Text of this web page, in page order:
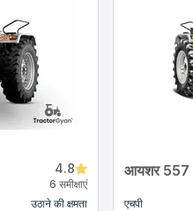
4.8
6 समीक्षाएं
उठाने की क्षमता
आयशर 557
एचपी